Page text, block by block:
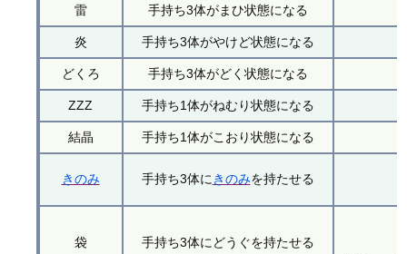
雷 手持ち3体がまひ状態になる
炎 手持ち3体がやけど状態になる
どくろ 手持ち3体がどく状態になる
ZZZ 手持ち1体がねむり状態になる
結晶 手持ち1体がこおり状態になる
きのみ 手持ち3体に きのみを持たせる
袋
手持ち3体にどうぐを持たせる